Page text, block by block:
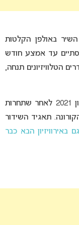
באולפן הקלטות
עד אמצע חודש
הטלוויזיונים תנחה,
תאגיד השידור
באירוויזיון הבא כבר